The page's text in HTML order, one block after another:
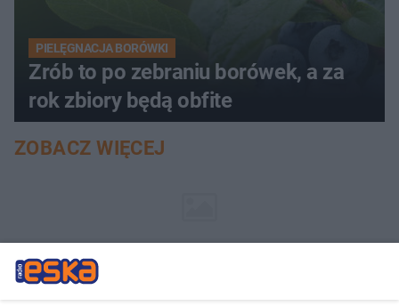
PIELĘGNACJA BORÓWKI
Zrób to po zebraniu borówek, a za
rok zbiory będą obfite
ZOBACZ WIĘCEJ